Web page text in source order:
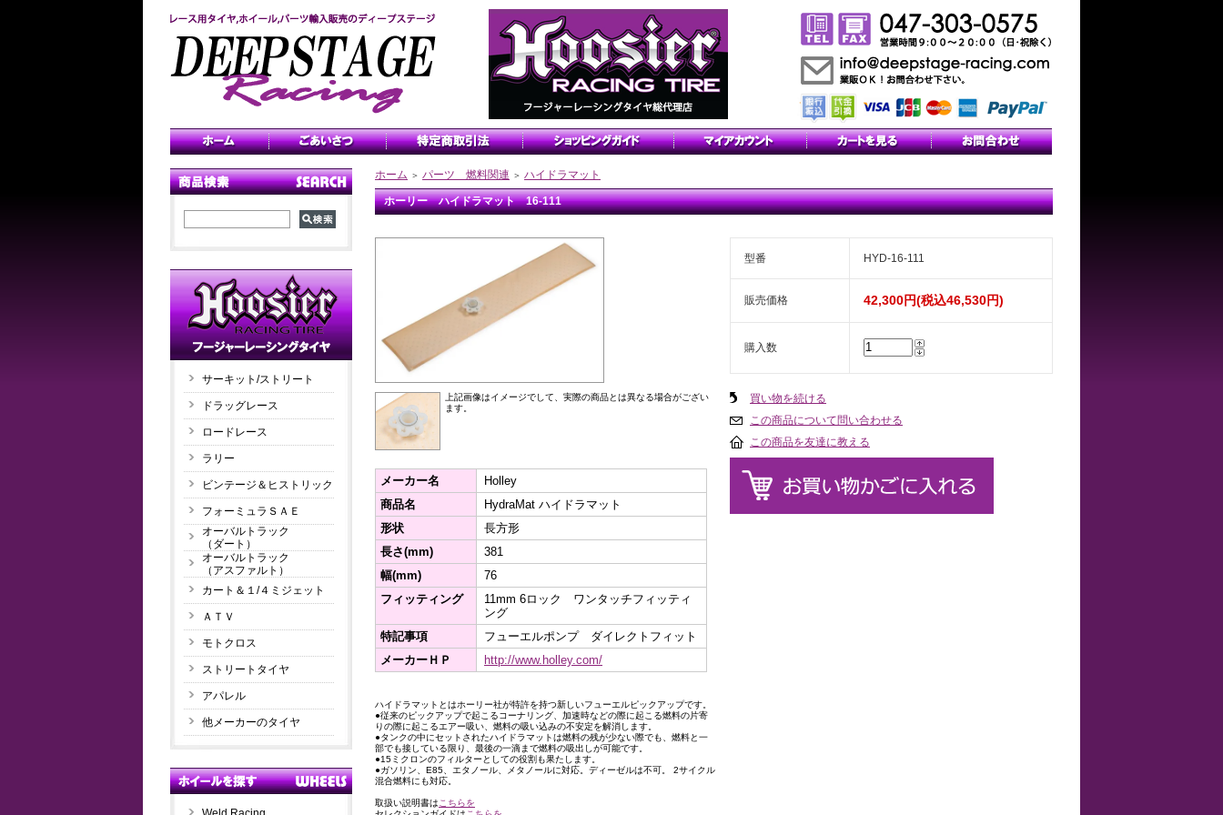
サーキット/ストリート
ドラッグレース
ロードレース
ラリー
ビンテージ＆ヒストリック
フォーミュラＳＡＥ
オーバルトラック
（ダート）
オーバルトラック
（アスファルト）
カート＆１/４ミジェット
ＡＴＶ
モトクロス
ストリートタイヤ
アパレル
他メーカーのタイヤ
ホーム ＞ パーツ 燃料関連 ＞ ハイドラマット
ホーリー ハイドラマット 16-111
上記画像はイメージでして、実際の商品とは異なる場合がござい
ます。
メーカー名
Holley
商品名
HydraMat ハイドラマット
形状
長方形
長さ(mm)
381
幅(mm)
76
フィッティング
11mm 6ロック ワンタッチフィッティ
ング
特記事項
フューエルポンプ ダイレクトフィット
メーカーＨＰ
http://www.holley.com/
ハイドラマットとはホーリー社が特許を持つ新しいフューエルピックアップです。
●従来のピックアップで起こるコーナリング、加速時などの際に起こる燃料の片寄
りの際に起こるエアー吸い、燃料の吸い込みの不安定を解消します。
●タンクの中にセットされたハイドラマットは燃料の残が少ない際でも、燃料と一
部でも接している限り、最後の一滴まで燃料の吸出しが可能です。
●15ミクロンのフィルターとしての役割も果たします。
●ガソリン、E85、エタノール、メタノールに対応。ディーゼルは不可。 2サイクル
混合燃料にも対応。
取扱い説明書は こちらを
型番 HYD-16-111
販売価格 42,300円(税込46,530円)
購入数
買い物を続ける
この商品について問い合わせる
この商品を友達に教える